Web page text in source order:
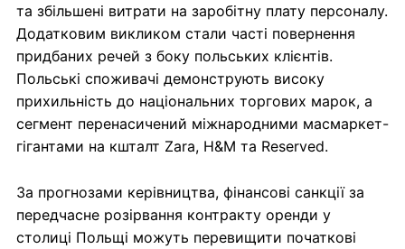
та збільшені витрати на заробітну плату персоналу.
Додатковим викликом стали часті повернення
придбаних речей з боку польських клієнтів.
Польські споживачі демонструють високу
прихильність до національних торгових марок, а
сегмент перенасичений міжнародними масмаркет-
гігантами на кшталт Zara, H&M та Reserved.
За прогнозами керівництва, фінансові санкції за
передчасне розірвання контракту оренди у
столиці Польщі можуть перевищити початкові